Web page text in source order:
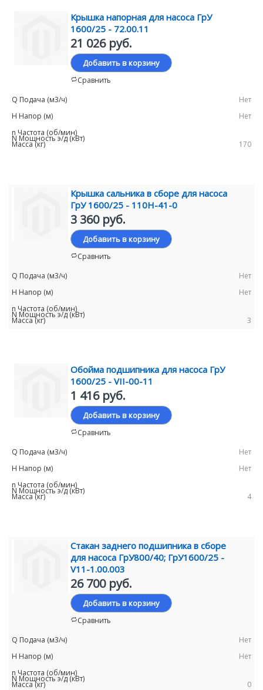
Крышка напорная для насоса ГрУ
1600/25 - 72.00.11
21 026 руб.
Добавить в корзину
Сравнить
Нет
Нет
170
Крышка сальника в сборе для насоса
ГрУ 1600/25 - 110Н-41-0
3 360 руб.
Добавить в корзину
Сравнить
Нет
Нет
3
Обойма подшипника для насоса ГрУ
1600/25 - VII-00-11
1 416 руб.
Добавить в корзину
Сравнить
Нет
Нет
4
Стакан заднего подшипника в сборе
для насоса ГрУ800/40; ГрУ1600/25 -
V11-1.00.003
26 700 руб.
Добавить в корзину
Сравнить
Нет
Нет
0